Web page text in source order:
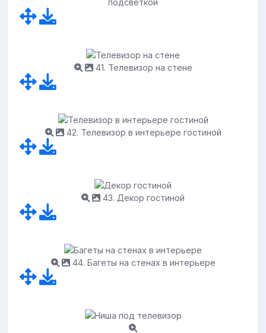
подсветкой
41. Телевизор на стене
42. Телевизор в интерьере гостиной
43. Декор гостиной
44. Багеты на стенах в интерьере